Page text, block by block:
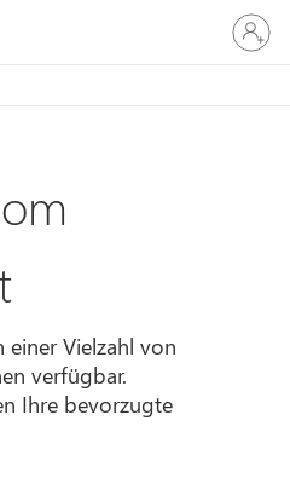
Bei
Ihrem
Konto
Vielzahl von
verfügbar.
Ihre bevorzugte